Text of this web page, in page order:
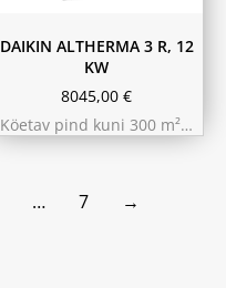
DAIKIN ALTHERMA 3 R, 12
KW
8045,00 €
Köetav pind kuni 300 m²…
… 7 →